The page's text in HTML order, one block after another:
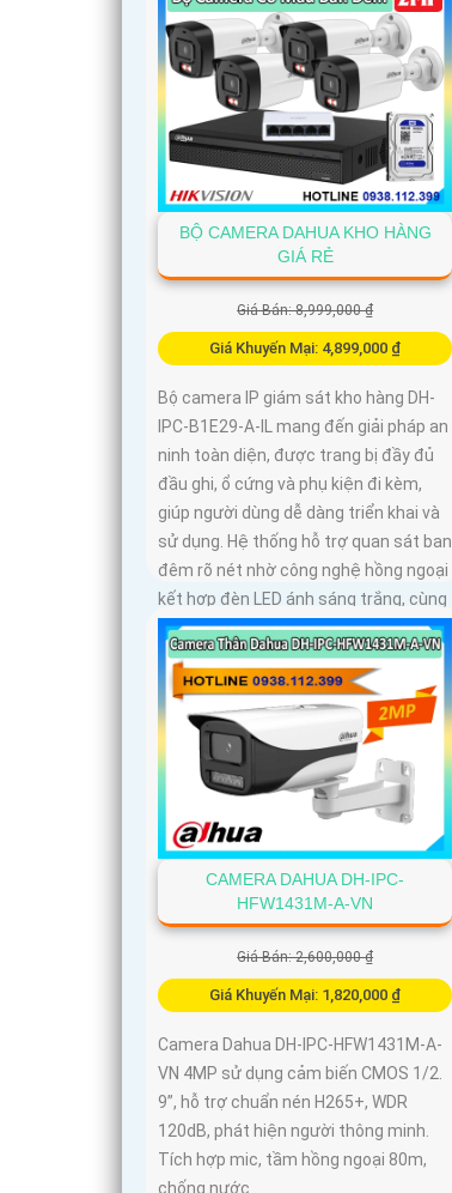
BỘ CAMERA DAHUA KHO HÀNG
GIÁ RẺ
Giá Bán: 8,999,000 ₫
Giá Khuyến Mại: 4,899,000 ₫
Bộ camera IP giám sát kho hàng DH-
IPC-B1E29-A-IL mang đến giải pháp an
ninh toàn diện, được trang bị đầy đủ
đầu ghi, ổ cứng và phụ kiện đi kèm,
giúp người dùng dễ dàng triển khai và
sử dụng. Hệ thống hỗ trợ quan sát ban
đêm rõ nét nhờ công nghệ hồng ngoại
kết hợp đèn LED ánh sáng trắng, cùng
khả năng phát hiện chuyển động
thông minh, giúp đảm bảo an toàn
tuyệt đối cho khu vực kho hàng
CAMERA DAHUA DH-IPC-
HFW1431M-A-VN
Giá Bán: 2,600,000 ₫
Giá Khuyến Mại: 1,820,000 ₫
Camera Dahua DH-IPC-HFW1431M-A-
VN 4MP sử dụng cảm biến CMOS 1/2.
9”, hỗ trợ chuẩn nén H265+, WDR
120dB, phát hiện người thông minh.
Tích hợp mic, tầm hồng ngoại 80m,
chống nước...